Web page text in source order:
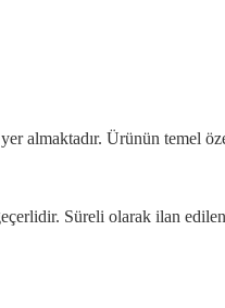
almaktadır. Ürünün temel
Süreli olarak ilan